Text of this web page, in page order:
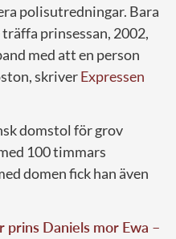
polisutredningar. Bara
prinsessan, 2002,
med att en person
skriverExpressen
domstol för grov
100 timmars
domen fick han även
Daniels mor Ewa –